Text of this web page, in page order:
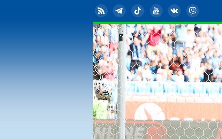
RSS TelegramTikTok YouTubeВКонтакте